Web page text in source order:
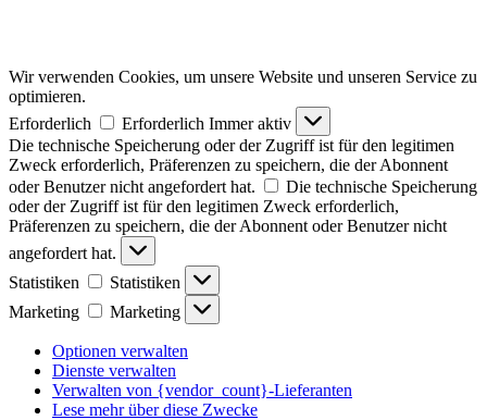
Wir verwenden Cookies, um unsere Website und unseren Service zu
optimieren.
Erforderlich
Erforderlich Immer aktiv
Die technische Speicherung oder der Zugriff ist für den legitimen
Zweck erforderlich, Präferenzen zu speichern, die der Abonnent
oder Benutzer nicht angefordert hat.
Die technische Speicherung
oder der Zugriff ist für den legitimen Zweck erforderlich,
Präferenzen zu speichern, die der Abonnent oder Benutzer nicht
angefordert hat.
Statistiken
Statistiken
Marketing
Marketing
Optionen verwalten
Dienste verwalten
Verwalten von {vendor_count}-Lieferanten
Lese mehr über diese Zwecke